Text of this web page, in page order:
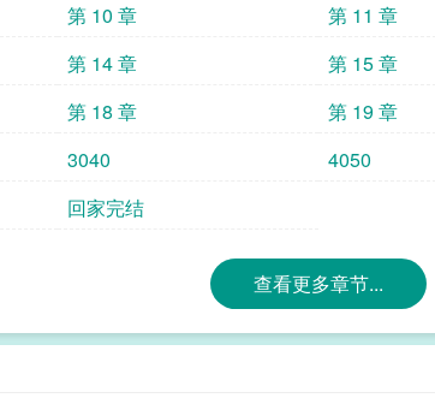
了诊断，林疏只有不到一月可活。沈清晏疯了。“不
死？！”“若是身子康健的人饲蛊，顶多养个几年，
蛊，他也只有三五年可活，如今他月月喂蛊虫，那
的林疏，面色发狠。上穷碧落下黄泉，他都要救林
小儿子。回归侯府之日，一件件珍贵的贺礼从端王
巧可怜病美人受vs冷心冷情嘴硬真香宠妻攻】《被
小纨绔，苏西穿进了一本名叫《极品男婿》的书里
品小舅子！为了不重蹈原身的悲惨结局，他决定抱
巧克力，某美艳女总裁给男主暗送秋波，某当红女
挨老子！苏西:……这剧情怎么不对了？说好的这
第 10 章 第 11 章
第 14 章 第 15 章
第 18 章 第 19 章
3040 4050
回家完结
查看更多章节...